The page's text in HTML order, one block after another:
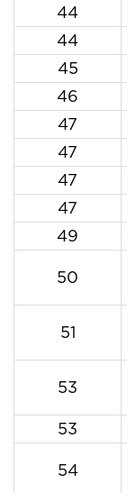
44
44
45
46
47
47
47
47
49
50
51
53
53
54